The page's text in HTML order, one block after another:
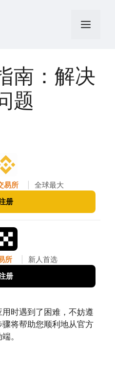
菜
南：解决
题
易所 全球最大
册
所 新人首选
册
时遇到了困难，不妨遵
将帮助您顺利地从官方
。